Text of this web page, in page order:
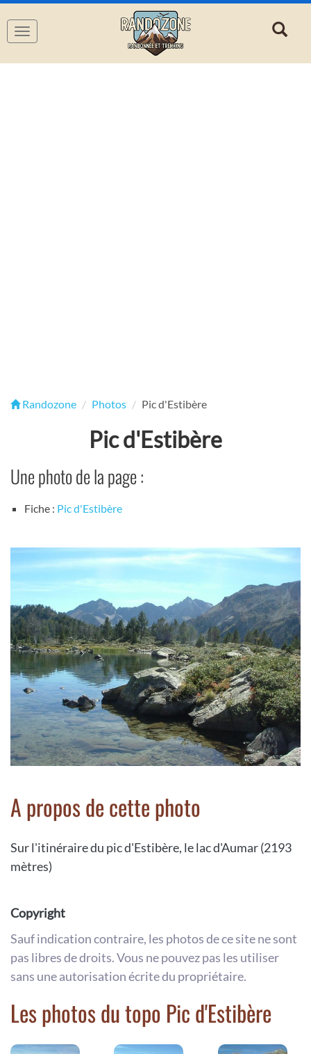
Navigation
Randozone Photos Pic d'Estibère
Pic d'Estibère
Une photo de la page :
Fiche : Pic d'Estibère
A propos de cette photo
Sur l'itinéraire du pic d'Estibère, le lac d'Aumar (2193
mètres)
Copyright
Sauf indication contraire, les photos de ce site ne sont
pas libres de droits. Vous ne pouvez pas les utiliser
sans une autorisation écrite du propriétaire.
Les photos du topo Pic d'Estibère